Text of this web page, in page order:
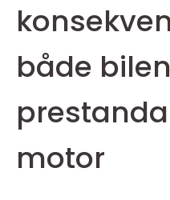
både
motor